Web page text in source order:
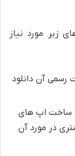
زیر مورد نیاز
رسمی آن دانلود
ساخت اپ های
در مورد آن